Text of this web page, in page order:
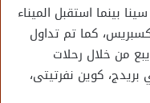
بينما استقبل الميناء
كما تم تداول
نويبع من خلال رحلات
كوين نفرتيتى،